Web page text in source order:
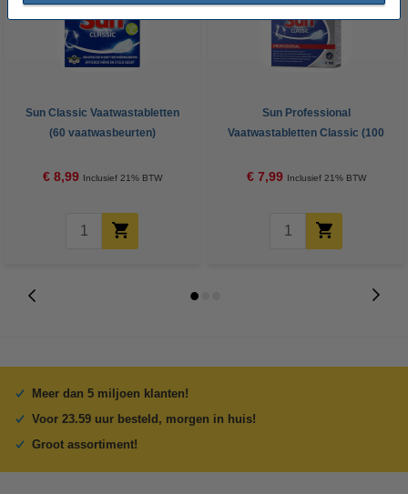
Sun Classic Vaatwastabletten
(60 vaatwasbeurten)
€ 8,99 Inclusief 21% BTW
Sun Professional
Vaatwastabletten Classic (100
€ 7,99 Inclusief 21% BTW
Meer dan 5 miljoen klanten!
Voor 23.59 uur besteld, morgen in huis!
Groot assortiment!